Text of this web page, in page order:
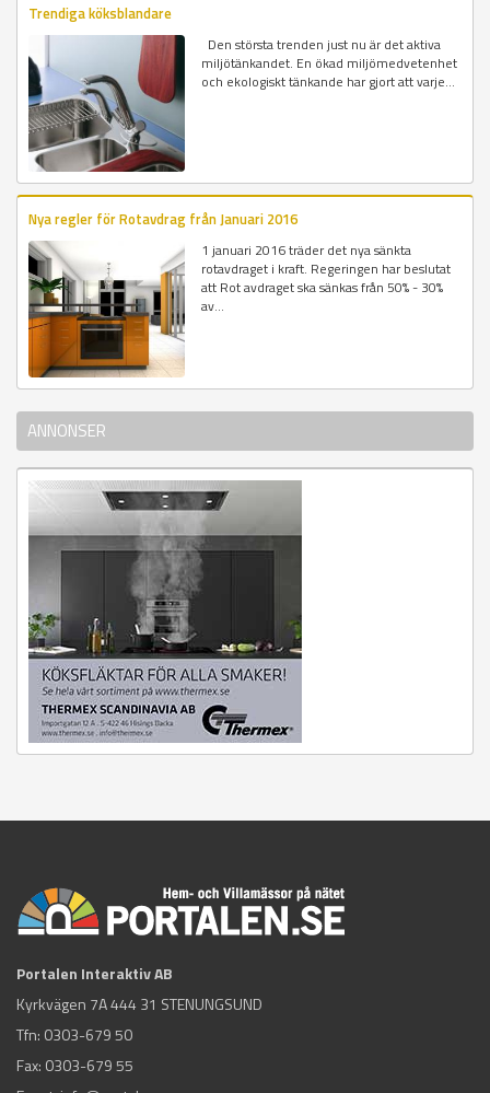
Trendiga köksblandare
Den största trenden just nu är det aktiva
miljötänkandet. En ökad miljömedvetenhet
och ekologiskt tänkande har gjort att varje...
Nya regler för Rotavdrag från Januari 2016
1 januari 2016 träder det nya sänkta
rotavdraget i kraft. Regeringen har beslutat
att Rot avdraget ska sänkas från 50% - 30%
av...
ANNONSER
Portalen Interaktiv AB
Kyrkvägen 7A 444 31 STENUNGSUND
Tfn: 0303-679 50
Fax: 0303-679 55